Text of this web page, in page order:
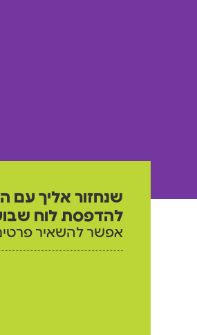
שנחזור אליך עם
להדפסת לוח
אפשר להשאיר